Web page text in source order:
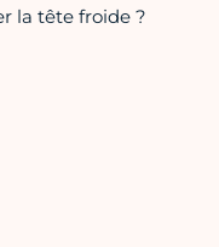
la tête froide ?